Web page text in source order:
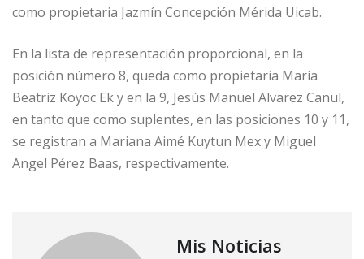
como propietaria Jazmín Concepción Mérida Uicab.
En la lista de representación proporcional, en la
posición número 8, queda como propietaria María
Beatriz Koyoc Ek y en la 9, Jesús Manuel Alvarez Canul,
en tanto que como suplentes, en las posiciones 10 y 11,
se registran a Mariana Aimé Kuytun Mex y Miguel
Angel Pérez Baas, respectivamente.
Mis Noticias